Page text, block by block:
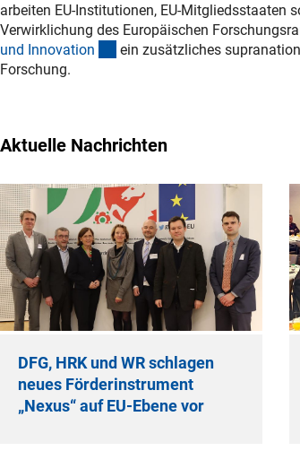
arbeiten EU-Institutionen, EU-Mitgliedsstaaten
Verwirklichung des Europäischen
und Innovation (externer Link)
ein zusätzliches
Forschung.
Aktuelle Nachrichten
DFG, HRK und WR schlagen
neues Förderinstrument
„Nexus“ auf EU-Ebene vor